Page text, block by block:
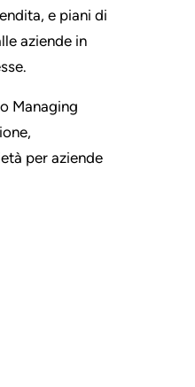
e piani di
aziende in
Managing
per aziende